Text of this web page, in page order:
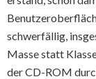
schwerfällig,
Masse statt
der CD-ROM